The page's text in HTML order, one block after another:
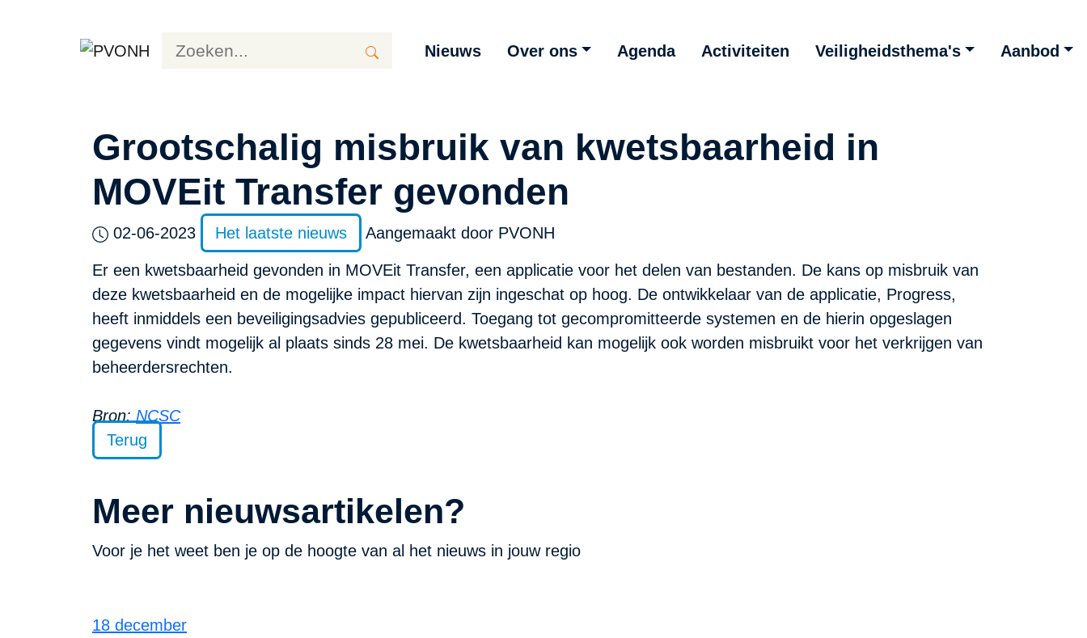
Nieuws Over ons Agenda Activiteiten Veiligheidsthema's Aanbod
Grootschalig misbruik van kwetsbaarheid in
MOVEit Transfer gevonden
02-06-2023 Het laatste nieuws Aangemaakt door PVONH
Er een kwetsbaarheid gevonden in MOVEit Transfer, een applicatie voor het delen van bestanden. De kans op misbruik van
deze kwetsbaarheid en de mogelijke impact hiervan zijn ingeschat op hoog. De ontwikkelaar van de applicatie, Progress,
heeft inmiddels een beveiligingsadvies gepubliceerd. Toegang tot gecompromitteerde systemen en de hierin opgeslagen
gegevens vindt mogelijk al plaats sinds 28 mei. De kwetsbaarheid kan mogelijk ook worden misbruikt voor het verkrijgen van
beheerdersrechten.
Bron: NCSC
Terug
Meer nieuwsartikelen?
Voor je het weet ben je op de hoogte van al het nieuws in jouw regio
18 december